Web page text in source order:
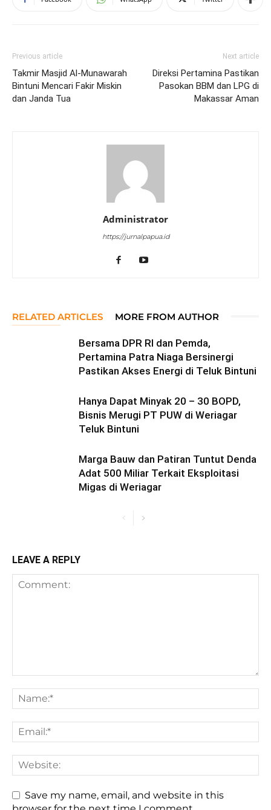
Previous article
Takmir Masjid Al-Munawarah
Bintuni Mencari Fakir Miskin
dan Janda Tua
Next article
Direksi Pertamina Pastikan
Pasokan BBM dan LPG di
Makassar Aman
Administrator
https://jurnalpapua.id
RELATED ARTICLES MORE FROM AUTHOR
Bersama DPR RI dan Pemda,
Pertamina Patra Niaga Bersinergi
Pastikan Akses Energi di Teluk Bintuni
Hanya Dapat Minyak 20 – 30 BOPD,
Bisnis Merugi PT PUW di Weriagar
Teluk Bintuni
Marga Bauw dan Patiran Tuntut Denda
Adat 500 Miliar Terkait Eksploitasi
Migas di Weriagar
LEAVE A REPLY
Save my name, email, and website in this